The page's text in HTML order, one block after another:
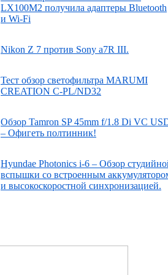
LX100M2 получила адаптеры Bluetooth
и Wi-Fi
Nikon Z 7 против Sony a7R III.
Тест обзор светофильтра MARUMI
CREATION C-PL/ND32
Обзор Tamron SP 45mm f/1.8 Di VC
– Офигеть полтинник!
Hyundae Photonics i-6 – Обзор
вспышки со встроенным
и высокоскоростной синхронизацией.